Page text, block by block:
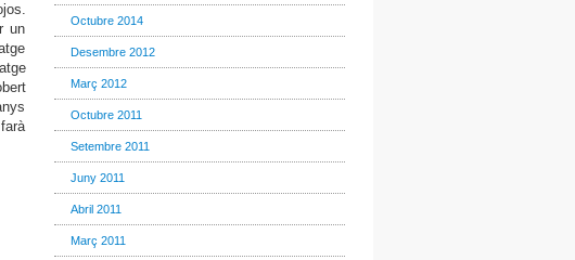
un
Octubre 2014
Desembre 2012
Març 2012
Octubre 2011
Setembre 2011
Juny 2011
Abril 2011
Març 2011